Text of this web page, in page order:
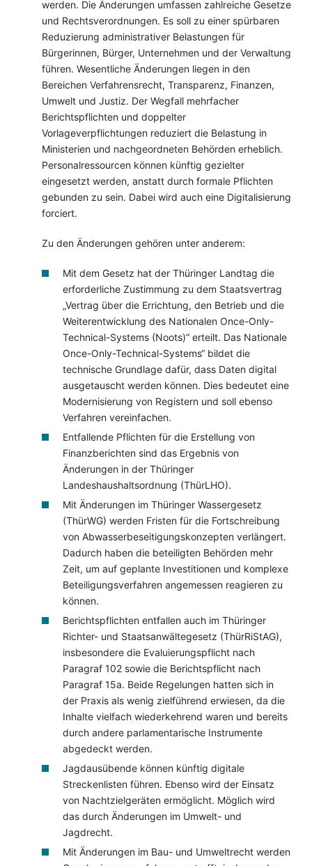
werden. Die Änderungen umfassen zahlreiche Gesetze
und Rechtsverordnungen. Es soll zu einer spürbaren
Reduzierung administrativer Belastungen für
Bürgerinnen, Bürger, Unternehmen und der Verwaltung
führen. Wesentliche Änderungen liegen in den
Bereichen Verfahrensrecht, Transparenz, Finanzen,
Umwelt und Justiz. Der Wegfall mehrfacher
Berichtspflichten und doppelter
Vorlageverpflichtungen reduziert die Belastung in
Ministerien und nachgeordneten Behörden erheblich.
Personalressourcen können künftig gezielter
eingesetzt werden, anstatt durch formale Pflichten
gebunden zu sein. Dabei wird auch eine Digitalisierung
forciert.
Zu den Änderungen gehören unter anderem:
Mit dem Gesetz hat der Thüringer Landtag die
erforderliche Zustimmung zu dem Staatsvertrag
„Vertrag über die Errichtung, den Betrieb und die
Weiterentwicklung des Nationalen Once-Only-
Technical-Systems (Noots)“ erteilt. Das Nationale
Once-Only-Technical-Systems“ bildet die
technische Grundlage dafür, dass Daten digital
ausgetauscht werden können. Dies bedeutet eine
Modernisierung von Registern und soll ebenso
Verfahren vereinfachen.
Entfallende Pflichten für die Erstellung von
Finanzberichten sind das Ergebnis von
Änderungen in der Thüringer
Landeshaushaltsordnung (ThürLHO).
Mit Änderungen im Thüringer Wassergesetz
(ThürWG) werden Fristen für die Fortschreibung
von Abwasserbeseitigungskonzepten verlängert.
Dadurch haben die beteiligten Behörden mehr
Zeit, um auf geplante Investitionen und komplexe
Beteiligungsverfahren angemessen reagieren zu
können.
Berichtspflichten entfallen auch im Thüringer
Richter- und Staatsanwältegesetz (ThürRiStAG),
insbesondere die Evaluierungspflicht nach
Paragraf 102 sowie die Berichtspflicht nach
Paragraf 15a. Beide Regelungen hatten sich in
der Praxis als wenig zielführend erwiesen, da die
Inhalte vielfach wiederkehrend waren und bereits
durch andere parlamentarische Instrumente
abgedeckt werden.
Jagdausübende können künftig digitale
Streckenlisten führen. Ebenso wird der Einsatz
von Nachtzielgeräten ermöglicht. Möglich wird
das durch Änderungen im Umwelt- und
Jagdrecht.
Mit Änderungen im Bau- und Umweltrecht werden